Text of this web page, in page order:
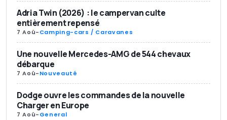
Adria Twin (2026) : le campervan culte
entièrement repensé
7 Aoû-Camping-cars / Caravanes
Une nouvelle Mercedes-AMG de 544 chevaux
débarque
7 Aoû-Nouveauté
Dodge ouvre les commandes de la nouvelle
Charger en Europe
7 Aoû-General